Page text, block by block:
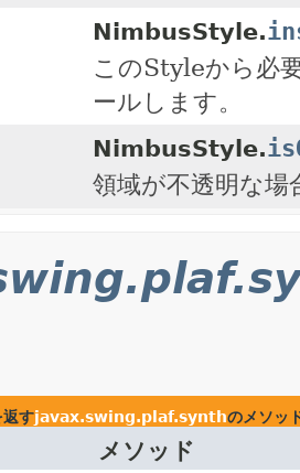
NimbusStyle.
このStyleから必
ールします。
NimbusStyle.
領域が不透明な
返すjavax.swing.plaf.synthのメソッ
メソッド